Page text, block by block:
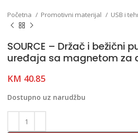
Početna Promotivni materijal USB i
SOURCE – Držač i bežični
uređaja sa magnetom za
KM 40.85
Dostupno uz narudžbu